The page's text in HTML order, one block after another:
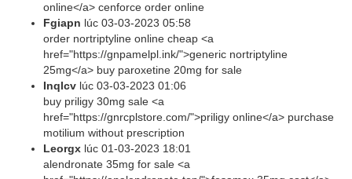
online</a> cenforce order online
Fgiapn lúc 03-03-2023 05:58
order nortriptyline online cheap <a
href="https://gnpamelpl.ink/">generic nortriptyline
25mg</a> buy paroxetine 20mg for sale
Inqlcv lúc 03-03-2023 01:06
buy priligy 30mg sale <a
href="https://gnrcplstore.com/">priligy online</a> purchase
motilium without prescription
Leorgx lúc 01-03-2023 18:01
alendronate 35mg for sale <a